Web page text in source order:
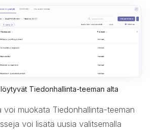
Tiedonhallinta-teeman alta
voi muokata Tiedonhallinta-teeman
voi lisätä uusia valitsemalla